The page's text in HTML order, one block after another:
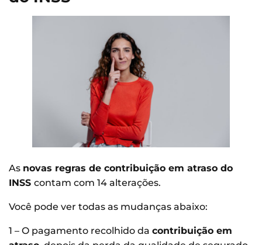
As novas regras de contribuição em atraso do
INSS contam com 14 alterações.
Você pode ver todas as mudanças abaixo:
1 – O pagamento recolhido da contribuição em